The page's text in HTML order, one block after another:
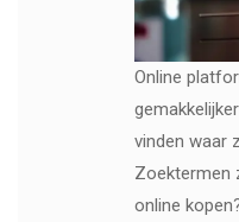
Online
vinden waar
Zoektermen
online